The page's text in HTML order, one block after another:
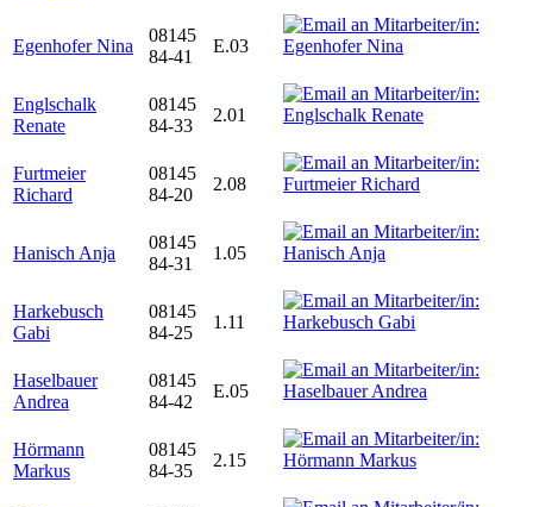
Egenhofer Nina
08145
84-41
E.03
Englschalk
Renate
08145
84-33
2.01
Furtmeier
Richard
08145
84-20
2.08
Hanisch Anja
08145
84-31
1.05
Harkebusch
Gabi
08145
84-25
1.11
Haselbauer
Andrea
08145
84-42
E.05
Hörmann
Markus
08145
84-35
2.15